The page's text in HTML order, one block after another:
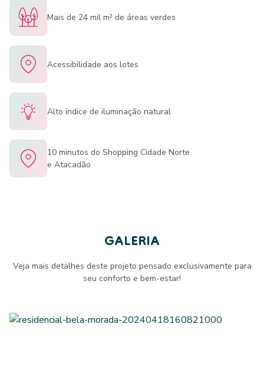
Mais de 24 mil m² de áreas verdes
Acessibilidade aos lotes
Alto índice de iluminação natural
10 minutos do Shopping Cidade Norte
e Atacadão
GALERIA
Veja mais detalhes deste projeto pensado exclusivamente para
seu conforto e bem-estar!